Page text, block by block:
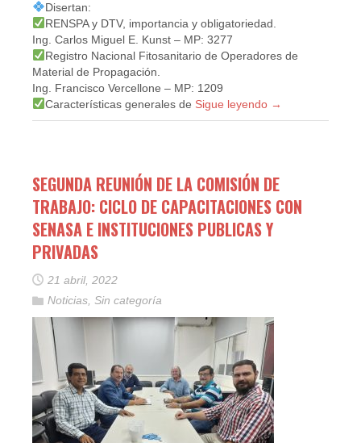
Disertan:
RENSPA y DTV, importancia y obligatoriedad.
Ing. Carlos Miguel E. Kunst – MP: 3277
Registro Nacional Fitosanitario de Operadores de
Material de Propagación.
Ing. Francisco Vercellone – MP: 1209
Características generales de Sigue leyendo →
SEGUNDA REUNIÓN DE LA COMISIÓN DE
TRABAJO: CICLO DE CAPACITACIONES CON
SENASA E INSTITUCIONES PUBLICAS Y
PRIVADAS
21 abril, 2022
Noticias, Sin categoría